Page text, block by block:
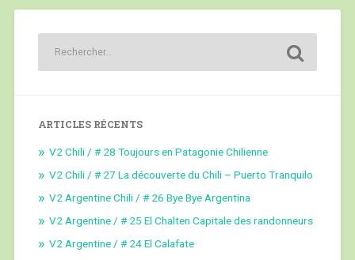
ARTICLES RÉCENTS
V2 Chili / # 28 Toujours en Patagonie Chilienne
V2 Chili / # 27 La découverte du Chili – Puerto Tranquilo
V2 Argentine Chili / # 26 Bye Bye Argentina
V2 Argentine / # 25 El Chalten Capitale des randonneurs
V2 Argentine / # 24 El Calafate